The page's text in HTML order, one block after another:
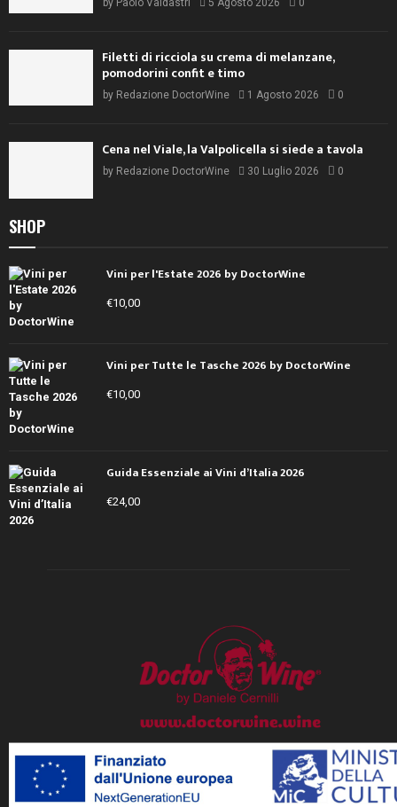
Filetti di ricciola su crema di melanzane,
pomodorini confit e timo
by Redazione DoctorWine 1 Agosto 2026 0
Cena nel Viale, la Valpolicella si siede a tavola
by Redazione DoctorWine 30 Luglio 2026 0
SHOP
Vini per l'Estate 2026 by DoctorWine
€10,00
Vini per Tutte le Tasche 2026 by DoctorWine
€10,00
Guida Essenziale ai Vini d’Italia 2026
€24,00